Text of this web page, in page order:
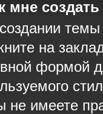
мне
на
формой
не имеете